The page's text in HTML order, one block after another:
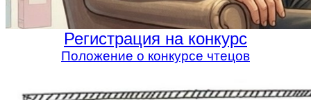
Регистрация на конкурс
Положение о конкурсе чтецов